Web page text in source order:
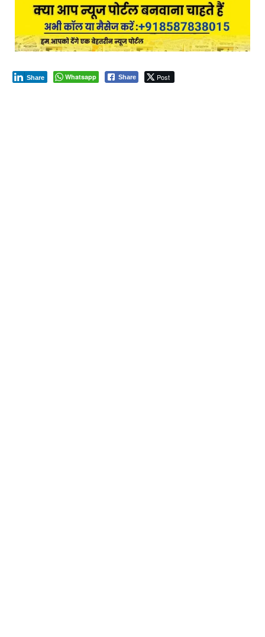
Whatsapp Share Post
Share